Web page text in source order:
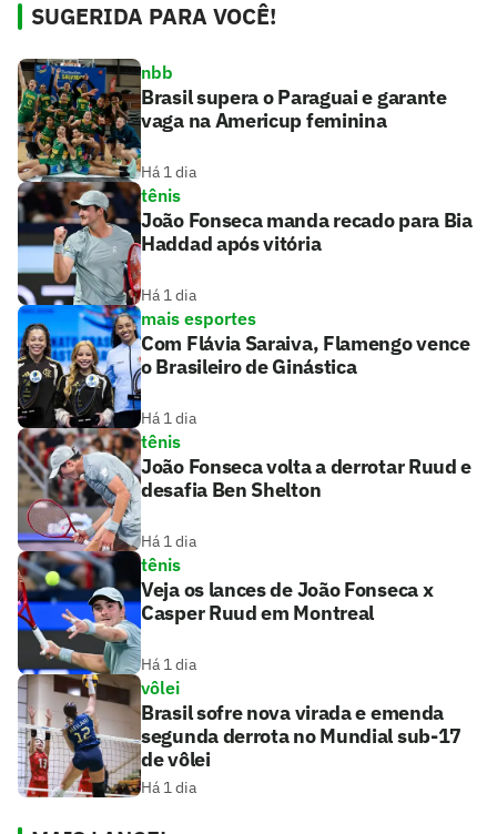
SUGERIDA PARA VOCÊ!
nbb
Brasil supera o Paraguai e garante
vaga na Americup feminina
Há 1 dia
tênis
João Fonseca manda recado para Bia
Haddad após vitória
Há 1 dia
mais esportes
Com Flávia Saraiva, Flamengo vence
o Brasileiro de Ginástica
Há 1 dia
tênis
João Fonseca volta a derrotar Ruud e
desafia Ben Shelton
Há 1 dia
tênis
Veja os lances de João Fonseca x
Casper Ruud em Montreal
Há 1 dia
vôlei
Brasil sofre nova virada e emenda
segunda derrota no Mundial sub-17
de vôlei
Há 1 dia